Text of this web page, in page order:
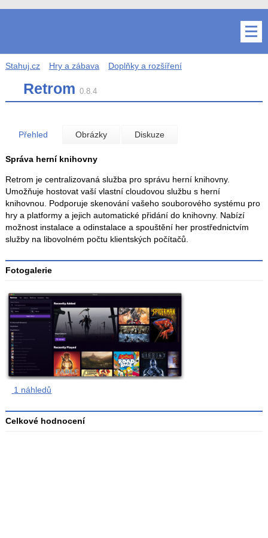
Stahuj.cz Hry a zábava Doplňky a rozšíření
Retrom 0.8.4
Přehled Obrázky Diskuze
Správa herní knihovny
Retrom je centralizovaná služba pro správu herní knihovny.
Umožňuje hostovat vaší vlastní cloudovou službu s herní
knihovnou. Podporuje skenování vašeho souborového systému pro
hry a platformy a jejich automatické přidání do knihovny. Nabízí
možnost instalace a odinstalace a spouštění her prostřednictvím
služby na libovolném počtu klientských počítačů.
Fotogalerie
1 náhledů
Celkové hodnocení